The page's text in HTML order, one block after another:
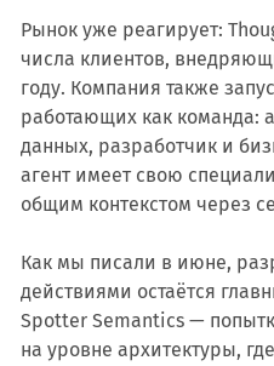
Рынок уже реагирует:
числа клиентов,
году. Компания также
работающих как команда:
данных, разработчик и
агент имеет свою
общим контекстом через
Как мы писали в июне,
действиями остаётся
Spotter Semantics —
на уровне архитектуры,